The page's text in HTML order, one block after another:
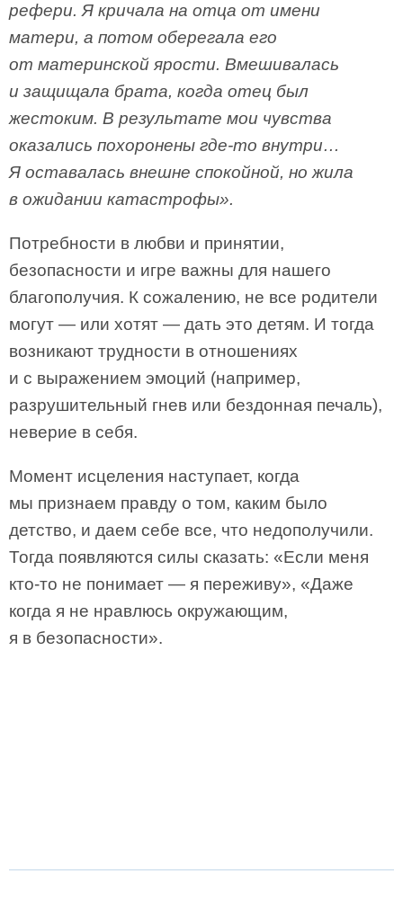
рефери. Я кричала на отца от имени
матери, а потом оберегала его
от материнской ярости. Вмешивалась
и защищала брата, когда отец был
жестоким. В результате мои чувства
оказались похоронены где-то внутри…
Я оставалась внешне спокойной, но жила
в ожидании катастрофы».
Потребности в любви и принятии,
безопасности и игре важны для нашего
благополучия. К сожалению, не все родители
могут — или хотят — дать это детям. И тогда
возникают трудности в отношениях
и с выражением эмоций (например,
разрушительный гнев или бездонная печаль),
неверие в себя.
Момент исцеления наступает, когда
мы признаем правду о том, каким было
детство, и даем себе все, что недополучили.
Тогда появляются силы сказать: «Если меня
кто-то не понимает — я переживу», «Даже
когда я не нравлюсь окружающим,
я в безопасности».